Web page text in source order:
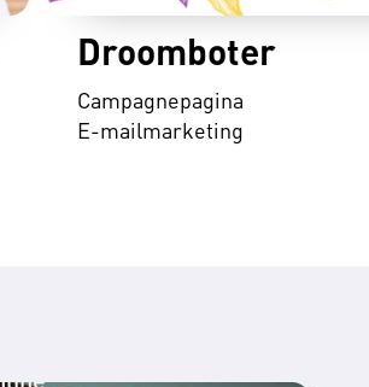
Droomboter
Campagnepagina
E-mailmarketing